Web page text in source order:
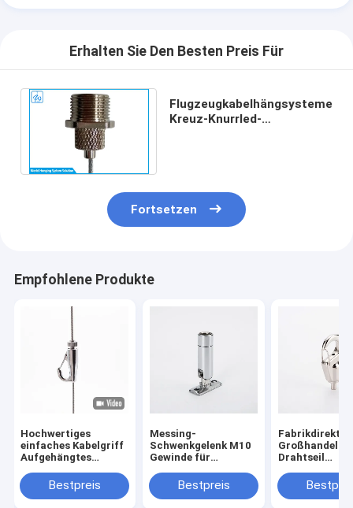
Erhalten Sie Den Besten Preis Für
Flugzeugkabelhängsysteme
Kreuz-Knurrled-
Fortsetzen
Empfohlene Produkte
Hochwertiges
einfaches Kabelgriff
Aufgehängtes
Kabelhaken für Draht
Bestpreis
Messing-
Schwenkgelenk M10
Gewinde für
und Pendelleuchten-
Aufhängungsteile
Bestpreis
Fabrikdirekt
Großhandel
Drahtseil
Hardware